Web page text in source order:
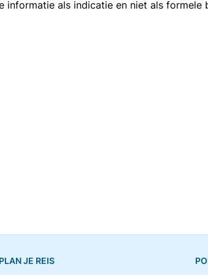
informatie als indicatie en niet als formele
PLAN JE REIS